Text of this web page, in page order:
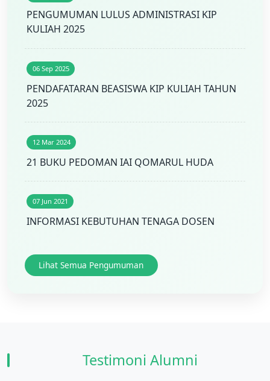
PENGUMUMAN LULUS ADMINISTRASI KIP
KULIAH 2025
06 Sep 2025
PENDAFATARAN BEASISWA KIP KULIAH TAHUN
2025
12 Mar 2024
21 BUKU PEDOMAN IAI QOMARUL HUDA
07 Jun 2021
INFORMASI KEBUTUHAN TENAGA DOSEN
Lihat Semua Pengumuman
Testimoni Alumni